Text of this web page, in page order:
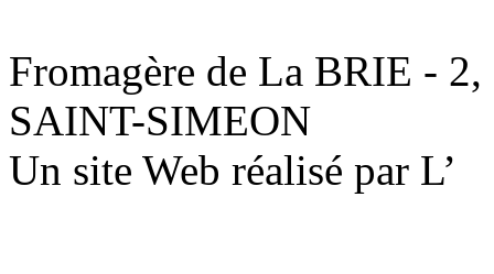
Fromagère de La BRIE -
SAINT-SIMEON
Un site Web réalisé par L’